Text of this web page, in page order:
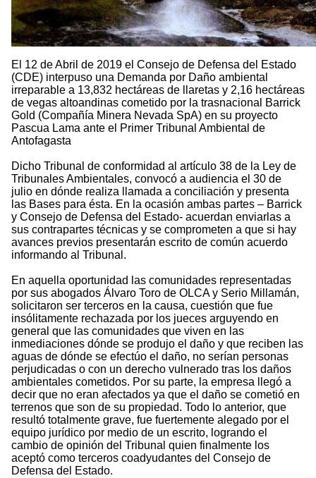
El 12 de Abril de 2019 el Consejo de Defensa del Estado
(CDE) interpuso una Demanda por Daño ambiental
irreparable a 13,832 hectáreas de llaretas y 2,16 hectáreas
de vegas altoandinas cometido por la trasnacional Barrick
Gold (Compañía Minera Nevada SpA) en su proyecto
Pascua Lama ante el Primer Tribunal Ambiental de
Antofagasta
Dicho Tribunal de conformidad al artículo 38 de la Ley de
Tribunales Ambientales, convocó a audiencia el 30 de
julio en dónde realiza llamada a conciliación y presenta
las Bases para ésta. En la ocasión ambas partes – Barrick
y Consejo de Defensa del Estado- acuerdan enviarlas a
sus contrapartes técnicas y se comprometen a que si hay
avances previos presentarán escrito de común acuerdo
informando al Tribunal.
En aquella oportunidad las comunidades representadas
por sus abogados Álvaro Toro de OLCA y Serio Millamán,
solicitaron ser terceros en la causa, cuestión que fue
insólitamente rechazada por los jueces arguyendo en
general que las comunidades que viven en las
inmediaciones dónde se produjo el daño y que reciben las
aguas de dónde se efectúo el daño, no serían personas
perjudicadas o con un derecho vulnerado tras los daños
ambientales cometidos. Por su parte, la empresa llegó a
decir que no eran afectados ya que el daño se cometió en
terrenos que son de su propiedad. Todo lo anterior, que
resultó totalmente grave, fue fuertemente alegado por el
equipo jurídico por medio de un escrito, logrando el
cambio de opinión del Tribunal quien finalmente los
aceptó como terceros coadyudantes del Consejo de
Defensa del Estado.